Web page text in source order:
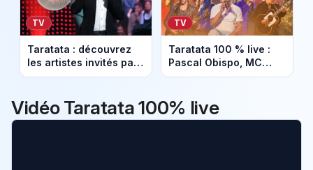
TV
Taratata : découvrez
les artistes invités par
Nagui sur France 2 ce
TV
Taratata 100 % live :
Pascal Obispo, MC
Solaar et des duos
Vidéo Taratata 100% live